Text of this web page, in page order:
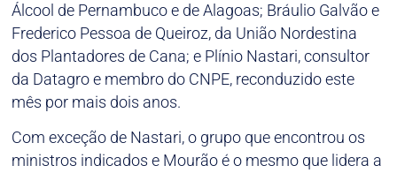
Álcool de Pernambuco e de Alagoas; Bráulio Galvão e
Frederico Pessoa de Queiroz, da União Nordestina
dos Plantadores de Cana; e Plínio Nastari, consultor
da Datagro e membro do CNPE, reconduzido este
mês por mais dois anos.
Com exceção de Nastari, o grupo que encontrou os
ministros indicados e Mourão é o mesmo que lidera a